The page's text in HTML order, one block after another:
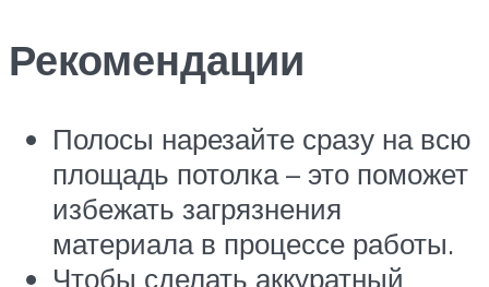
Рекомендации
Полосы нарезайте сразу на всю
площадь потолка – это поможет
избежать загрязнения
материала в процессе работы.
Чтобы сделать аккуратный